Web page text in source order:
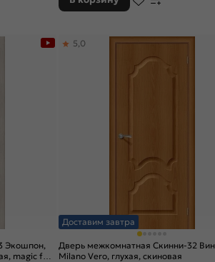
Экошпон,
magic fog,
Доставим завтра
Дверь межкомнатная Скинни-32
Milano Vero, глухая, скиновая
5,0